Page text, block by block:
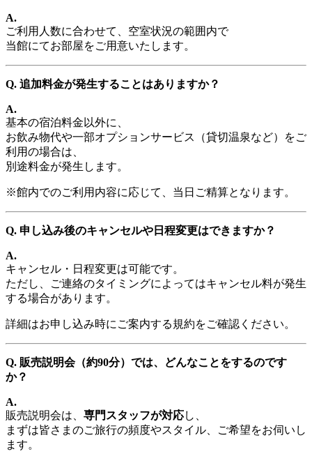
A.
ご利用人数に合わせて、空室状況の範囲内で
当館にてお部屋をご用意いたします。
Q. 追加料金が発生することはありますか？
A.
基本の宿泊料金以外に、
お飲み物代や一部オプションサービス（貸切温泉など）をご
利用の場合は、
別途料金が発生します。
※館内でのご利用内容に応じて、当日ご精算となります。
Q. 申し込み後のキャンセルや日程変更はできますか？
A.
キャンセル・日程変更は可能です。
ただし、ご連絡のタイミングによってはキャンセル料が発生
する場合があります。
詳細はお申し込み時にご案内する規約をご確認ください。
Q. 販売説明会（約90分）では、どんなことをするのです
か？
A.
販売説明会は、 専門スタッフが対応し、
まずは皆さまのご旅行の頻度やスタイル、ご希望をお伺いし
ます。